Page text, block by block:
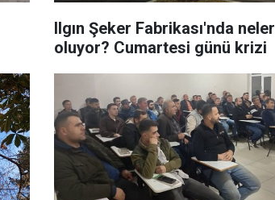
Ilgın Şeker Fabrikası'nda neler
oluyor? Cumartesi günü krizi